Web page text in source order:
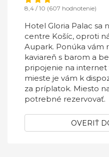
8,4 / 10 (607 hodnotenie)
Hotel Gloria Palac sa
centre Košíc, oproti
Aupark. Ponúka vám
kaviareň s barom a
pripojenie na internet
mieste je vám k
za príplatok. Miesto
potrebné rezervovať.
OVERIŤ